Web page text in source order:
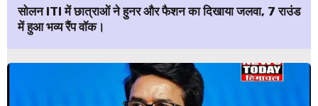
सोलन ITI में छात्राओं ने हुनर और फैशन का दिखाया जलवा, 7 राउंड
में हुआ भव्य रैंप वॉक।